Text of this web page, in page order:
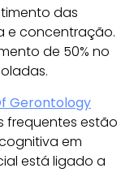
das
e concentração.
de 50% no
Gerontology
frequentes estão
em
está ligado a